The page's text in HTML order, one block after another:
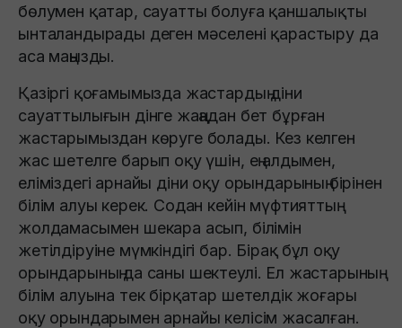
бөлумен қатар, сауатты болуға қаншалықты
ынталандырады деген мәселені қарастыру да
аса маңызды.
Қазіргі қоғамымызда жастардың діни
сауаттылығын дінге жаңадан бет бұрған
жастарымыздан көруге болады. Кез келген
жас шетелге барып оқу үшін, ең алдымен,
еліміздегі арнайы діни оқу орындарының бірінен
білім алуы керек. Содан кейін мүфтияттың
жолдамасымен шекара асып, білімін
жетілдіруіне мүмкіндігі бар. Бірақ бұл оқу
орындарының да саны шектеулі. Ел жастарының
білім алуына тек бірқатар шетелдік жоғары
оқу орындарымен арнайы келісім жасалған.